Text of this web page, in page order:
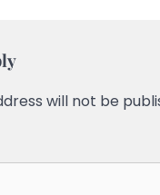
will not be